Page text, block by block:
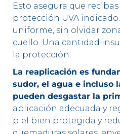
Esto asegura que recibas
protección UVA
uniforme, sin olvidar
cuello. Una cantidad
la protección.
La reaplicación es
sudor, el agua e incluso
pueden desgastar la
aplicación adecuada y
piel bien protegida y